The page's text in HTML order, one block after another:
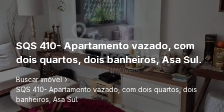
SQS 410- Apartamento vazado, com
dois quartos, dois banheiros, Asa Sul.
Buscar imóvel
SQS 410- Apartamento vazado, com dois quartos, dois
banheiros, Asa Sul.